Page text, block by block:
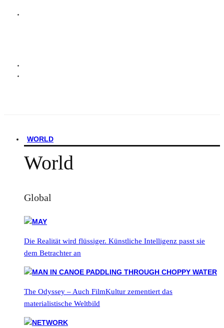
WORLD
World
Global
Die Realität wird flüssiger. Künstliche Intelligenz passt sie
dem Betrachter an
The Odyssey – Auch FilmKultur zementiert das
materialistische Weltbild